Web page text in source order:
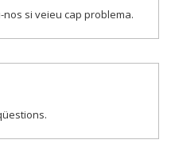
si veieu cap problema.